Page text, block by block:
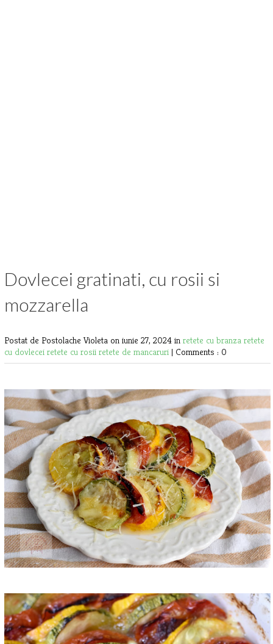
Dovlecei gratinati, cu rosii si
mozzarella
Postat de Postolache Violeta on iunie 27, 2024 in retete cu branza retete
cu dovlecei retete cu rosii retete de mancaruri | Comments : 0